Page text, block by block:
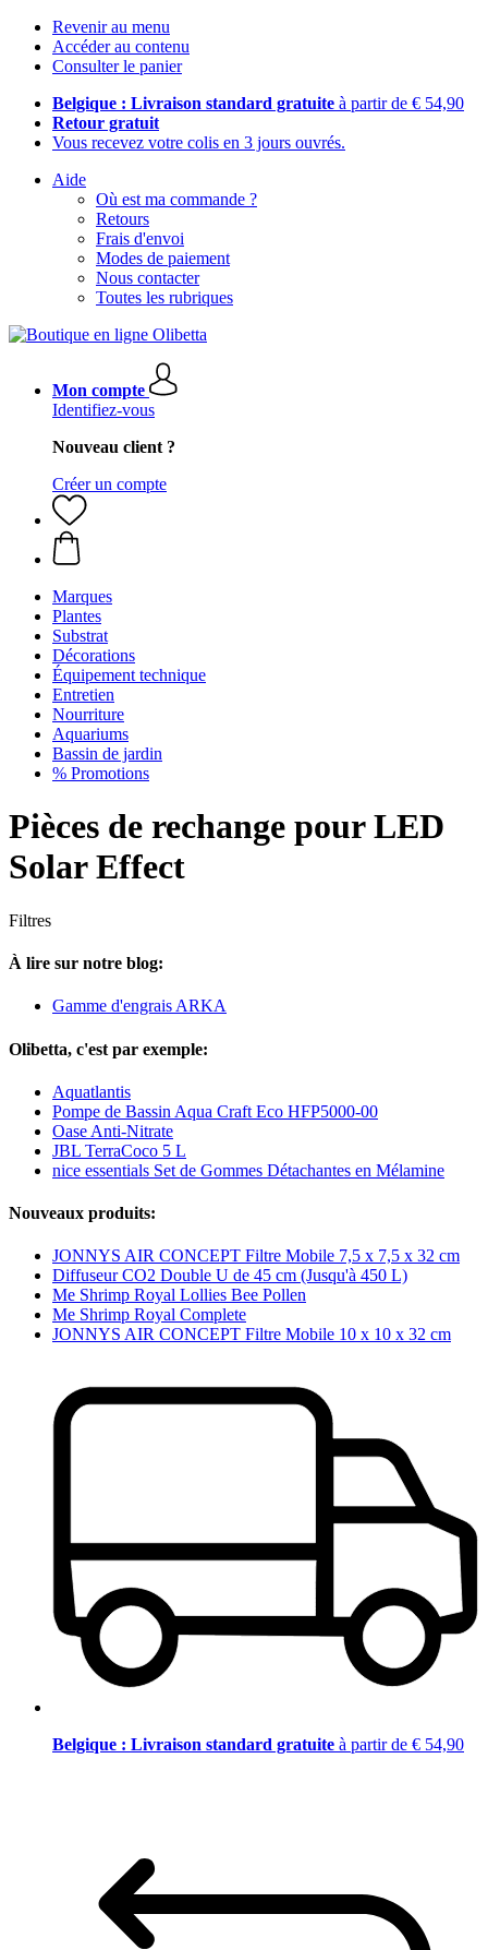
Revenir au menu
Accéder au contenu
Consulter le panier
Belgique : Livraison standard gratuite à partir de € 54,90
Retour gratuit
Vous recevez votre colis en 3 jours ouvrés.
Aide
Où est ma commande ?
Retours
Frais d'envoi
Modes de paiement
Nous contacter
Toutes les rubriques
Mon compte
Identifiez-vous
Nouveau client ?
Créer un compte
Marques
Plantes
Substrat
Décorations
Équipement technique
Entretien
Nourriture
Aquariums
Bassin de jardin
% Promotions
Pièces de rechange pour LED
Solar Effect
Filtres
À lire sur notre blog:
Gamme d'engrais ARKA
Olibetta, c'est par exemple:
Aquatlantis
Pompe de Bassin Aqua Craft Eco HFP5000-00
Oase Anti-Nitrate
JBL TerraCoco 5 L
nice essentials Set de Gommes Détachantes en Mélamine
Nouveaux produits:
JONNYS AIR CONCEPT Filtre Mobile 7,5 x 7,5 x 32 cm
Diffuseur CO2 Double U de 45 cm (Jusqu'à 450 L)
Me Shrimp Royal Lollies Bee Pollen
Me Shrimp Royal Complete
JONNYS AIR CONCEPT Filtre Mobile 10 x 10 x 32 cm
Belgique : Livraison standard gratuite à partir de € 54,90